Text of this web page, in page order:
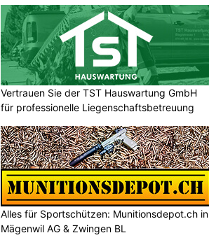
Vertrauen Sie der TST Hauswartung GmbH
für professionelle Liegenschaftsbetreuung
Alles für Sportschützen: Munitionsdepot.ch in
Mägenwil AG & Zwingen BL